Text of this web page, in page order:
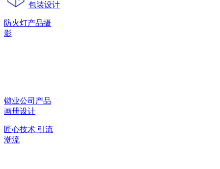
包装设计
防火灯产品摄
影
锁业公司产品
画册设计
匠心技术 引流
潮流